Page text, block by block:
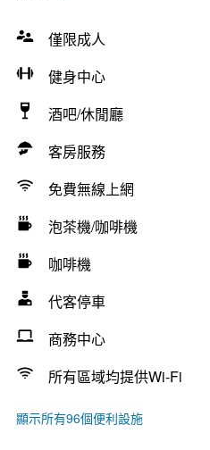
僅限成人
健身中心
酒吧/休閒廳
客房服務
免費無線上網
泡茶機/咖啡機
咖啡機
代客停車
商務中心
所有區域均提供Wi-Fi
顯示所有96個便利設施